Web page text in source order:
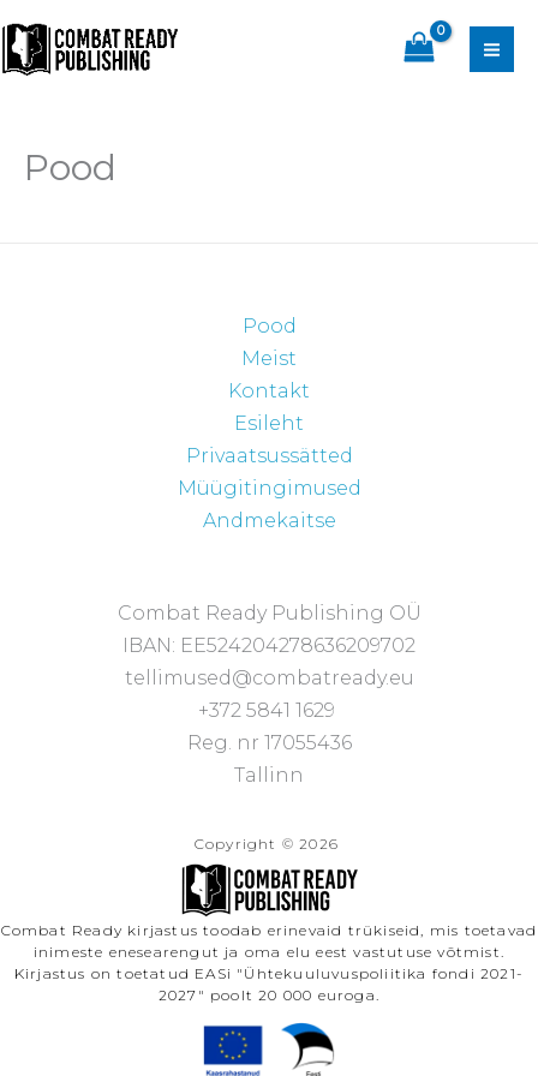
to
content
Pood
Pood
Meist
Kontakt
Esileht
Privaatsussätted
Müügitingimused
Andmekaitse
Combat Ready Publishing OÜ
IBAN: EE524204278636209702
tellimused@combatready.eu
+372 5841 1629
Reg. nr 17055436
Tallinn
Copyright © 2026
Combat Ready kirjastus toodab erinevaid trükiseid, mis toetavad
inimeste enesearengut ja oma elu eest vastutuse võtmist.
Kirjastus on toetatud EASi "Ühtekuuluvuspoliitika fondi 2021-
2027" poolt 20 000 euroga.